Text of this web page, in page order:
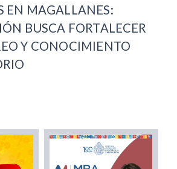
EN MAGALLANES:
BUSCA FORTALECER
Y CONOCIMIENTO